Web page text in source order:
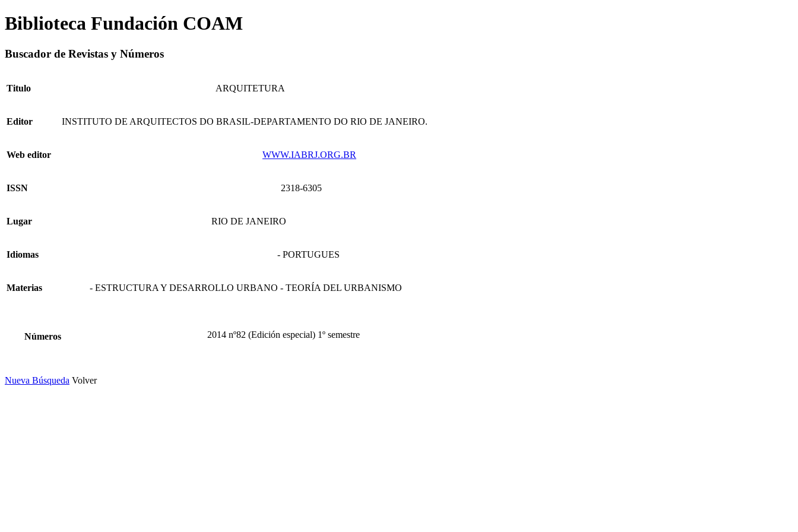
Biblioteca Fundación COAM
Buscador de Revistas y Números
Titulo ARQUITETURA
Editor INSTITUTO DE ARQUITECTOS DO BRASIL-DEPARTAMENTO DO RIO DE JANEIRO.
Web editor WWW.IABRJ.ORG.BR
ISSN 2318-6305
Lugar RIO DE JANEIRO
Idiomas - PORTUGUES
Materias - ESTRUCTURA Y DESARROLLO URBANO - TEORÍA DEL URBANISMO
Números 2014 nº82 (Edición especial) 1º semestre
Nueva Búsqueda Volver